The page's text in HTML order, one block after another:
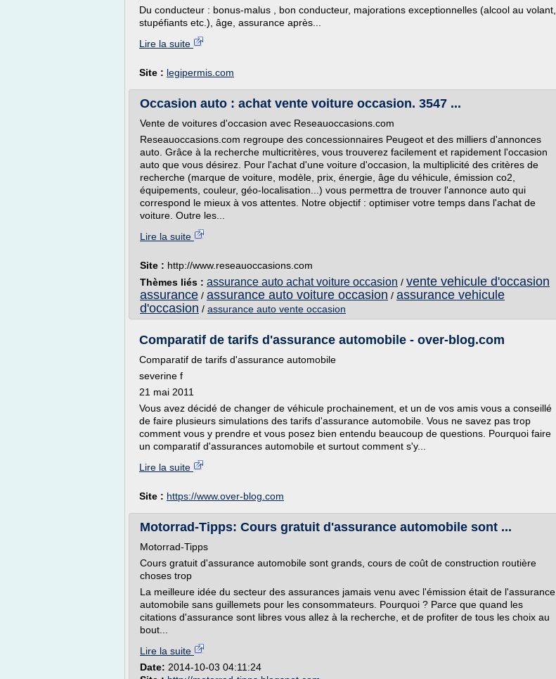
Du conducteur : bonus-malus , bon conducteur, majorations exceptionnelles (alcool au volant,
stupéfiants etc.), âge, assurance après...
Lire la suite
Site : legipermis.com
Occasion auto : achat vente voiture occasion. 3547 ...
Vente de voitures d'occasion avec Reseauoccasions.com
Reseauoccasions.com regroupe des concessionnaires Peugeot et des milliers d'annonces
auto. Grâce à la recherche multicritères, vous trouverez facilement et rapidement l'occasion
auto que vous désirez. Pour l'achat d'une voiture d'occasion, la multiplicité des critères de
recherche (marque de voiture, modèle, prix, énergie, âge du véhicule, émission co2,
équipements, couleur, géo-localisation...) vous permettra de trouver l'annonce auto qui
correspond le mieux à vos attentes. Notre objectif : optimiser votre temps dans l'achat de
voiture. Outre les...
Lire la suite
Site : http://www.reseauoccasions.com
Thèmes liés : assurance auto achat voiture occasion / vente vehicule d'occasion
assurance / assurance auto voiture occasion / assurance vehicule
d'occasion / assurance auto vente occasion
Comparatif de tarifs d'assurance automobile - over-blog.com
Comparatif de tarifs d'assurance automobile
severine f
21 mai 2011
Vous avez décidé de changer de véhicule prochainement, et un de vos amis vous a conseillé
de faire plusieurs simulations des tarifs d'assurance automobile. Vous ne savez pas trop
comment vous y prendre et vous posez bien entendu beaucoup de questions. Pourquoi faire
un comparatif d'assurances automobile et surtout comment s'y...
Lire la suite
Site : https://www.over-blog.com
Motorrad-Tipps: Cours gratuit d'assurance automobile sont ...
Motorrad-Tipps
Cours gratuit d'assurance automobile sont grands, cours de coût de construction routière
choses trop
La meilleure idée du secteur des assurances jamais venu avec l'émission était de l'assurance
automobile sans guillemets pour les consommateurs. Pourquoi ? Parce que quand les
citations d'assurance sont libres vous allez à la recherche, et de profiter de tous les choix au
bout...
Lire la suite
Date: 2014-10-03 04:11:24